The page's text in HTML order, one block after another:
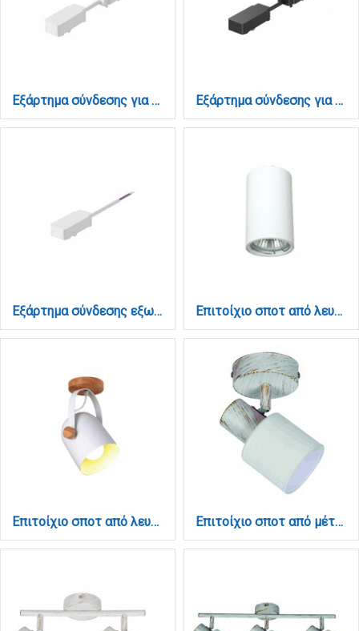
Εξάρτημα σύνδεσης για ρευματοδότηση μεταξύ Ultra Thin ραγών σε λευκή απόχρωση (TC028-White) Εξάρτημα σύνδεσης για ρευματοδότηση μεταξύ Ultra Thin ράγών σε μαύρη απόχρωση (TC028-Black)
Εξάρτημα σύνδεσης εξωτερικου driver με Ultra Thin ράγα σε λευκή απόχρωση (TC033-White) Επιτοίχιο σποτ από λευκό μέταλλο 1XGU10 D:10cm (4505-WH-ΟΡΟΦΗΣ)
Επιτοίχιο σποτ από λευκό μέταλλο και ξύλο 1XE27 D:22cm (6133-1-WH) Επιτοίχιο σποτ από μέταλλο σε απόχρωση λευκής πατίνας 1XE14 D:8cm (9079-1Φ-Λευκή Πατίνα)